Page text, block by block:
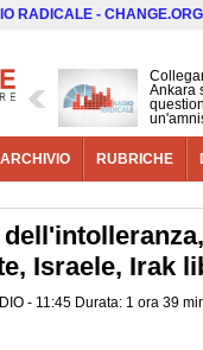
RADICALE - CHANGE.ORG
Ankara
ARCHIVIO RUBRICHE
Israele, Irak
- 11:45 Durata: 1 ora 39